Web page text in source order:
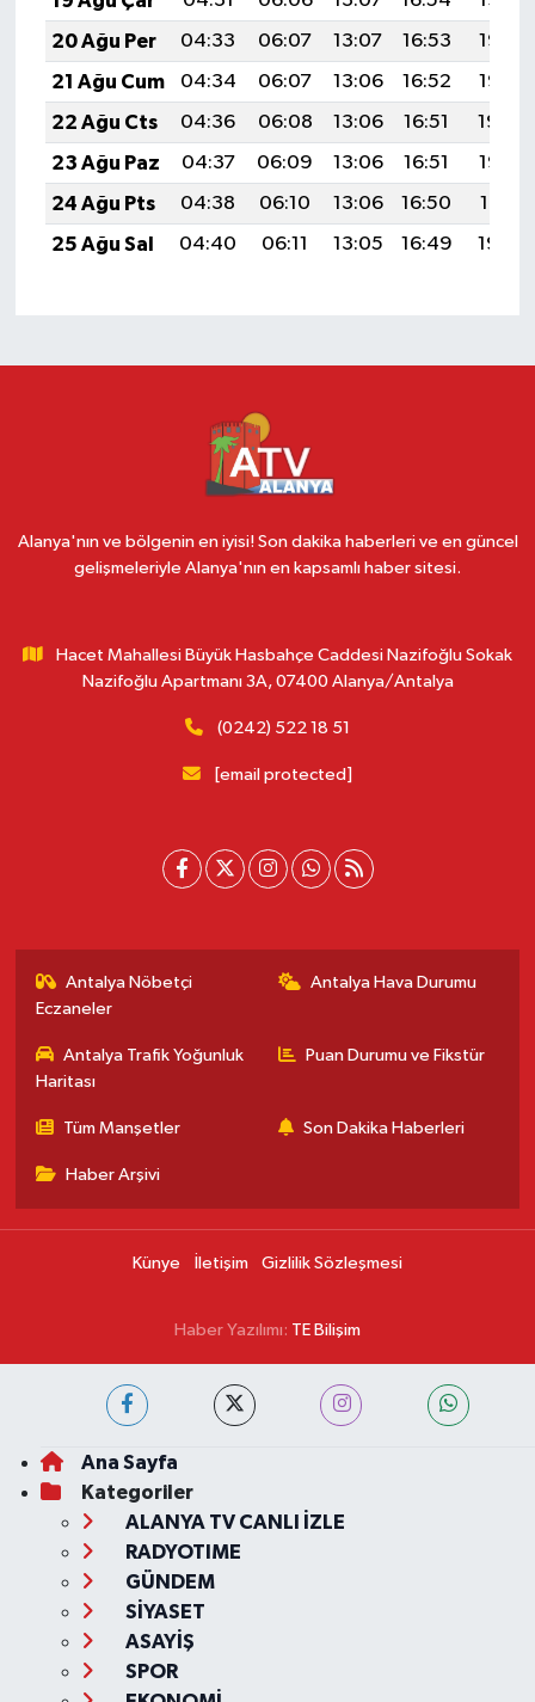
20 Ağu Per
04:33 06:07 13:07 16:53
19:57
21 Ağu Cum
04:34 06:07 13:06 16:52
19:55
22 Ağu Cts
04:36 06:08 13:06 16:51
19:54
23 Ağu Paz
04:37 06:09 13:06 16:51
19:52
24 Ağu Pts
04:38 06:10 13:06 16:50
19:51
25 Ağu Sal
04:40 06:11 13:05 16:49 19:49
Alanya'nın ve bölgenin en iyisi! Son dakika haberleri ve en güncel
gelişmeleriyle Alanya'nın en kapsamlı haber sitesi.
Hacet Mahallesi Büyük Hasbahçe Caddesi Nazifoğlu Sokak
Nazifoğlu Apartmanı 3A, 07400 Alanya/Antalya
(0242) 522 18 51
[email protected]
Antalya Nöbetçi
Eczaneler
Antalya Hava Durumu
Antalya Trafik Yoğunluk
Haritası
Puan Durumu ve Fikstür
Tüm Manşetler Son Dakika Haberleri
Haber Arşivi
Künye İletişim Gizlilik Sözleşmesi
Haber Yazılımı: TE Bilişim
Ana Sayfa
Kategoriler
ALANYA TV CANLI İZLE
RADYOTIME
GÜNDEM
SİYASET
ASAYİŞ
SPOR